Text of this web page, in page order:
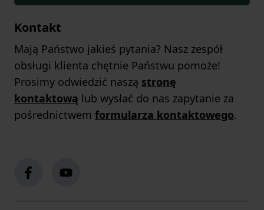
Kontakt
Mają Państwo jakieś pytania? Nasz zespół
obsługi klienta chętnie Państwu pomoże!
Prosimy odwiedzić naszą stronę
kontaktową lub wysłać do nas zapytanie za
pośrednictwem formularza kontaktowego.